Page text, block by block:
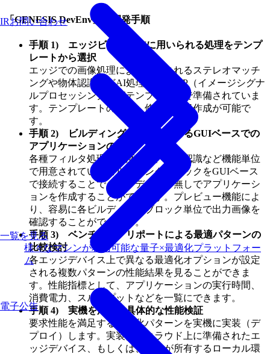
一覧を見る
様々なマシンが利用可能な量子×最適化プラットフォー
ム
IRお問い合わせ
電子公告
「GENESIS DevEnv」の開発手順
手順 1) エッジビジョンAIに用いられる処理をテンプ
レートから選択
エッジでの画像処理によく使用されるステレオマッチ
ングや物体認識などAI処理や各種ISP（イメージシグナ
ルプロセッシング）がテンプレートで準備されていま
す。テンプレートの追加、修正や新規作成が可能で
す。
手順 2) ビルディングブロックによるGUIベースでの
アプリケーションの作成
各種フィルタ処理、深度測定、物体認識など機能単位
で用意されているビルディングブロックをGUIベース
で接続することで、コーディング無しでアプリケーシ
ョンを作成することができます。プレビュー機能によ
り、容易に各ビルディングブロック単位で出力画像を
確認することができます。
手順 3) ベンチマークリポートによる最適パターンの
比較検討
各エッジデバイス上で異なる最適化オプションが設定
される複数パターンの性能結果を見ることができま
す。性能指標として、アプリケーションの実行時間、
消費電力、スループットなどを一覧にできます。
手順 4) 実機を用いた具体的な性能検証
要求性能を満足する最適化パターンを実機に実装（デ
プロイ）します。実装は、クラウド上に準備されたエ
ッジデバイス、もしくは、自身が所有するローカル環